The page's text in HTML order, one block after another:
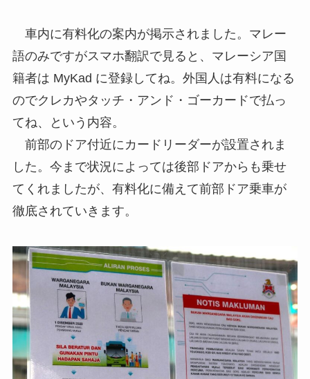
車内に有料化の案内が掲示されました。マレー
語のみですがスマホ翻訳で見ると、マレーシア国
籍者は MyKad に登録してね。外国人は有料になる
のでクレカやタッチ・アンド・ゴーカードで払っ
てね、という内容。
前部のドア付近にカードリーダーが設置されま
した。今まで状況によっては後部ドアからも乗せ
てくれましたが、有料化に備えて前部ドア乗車が
徹底されていきます。